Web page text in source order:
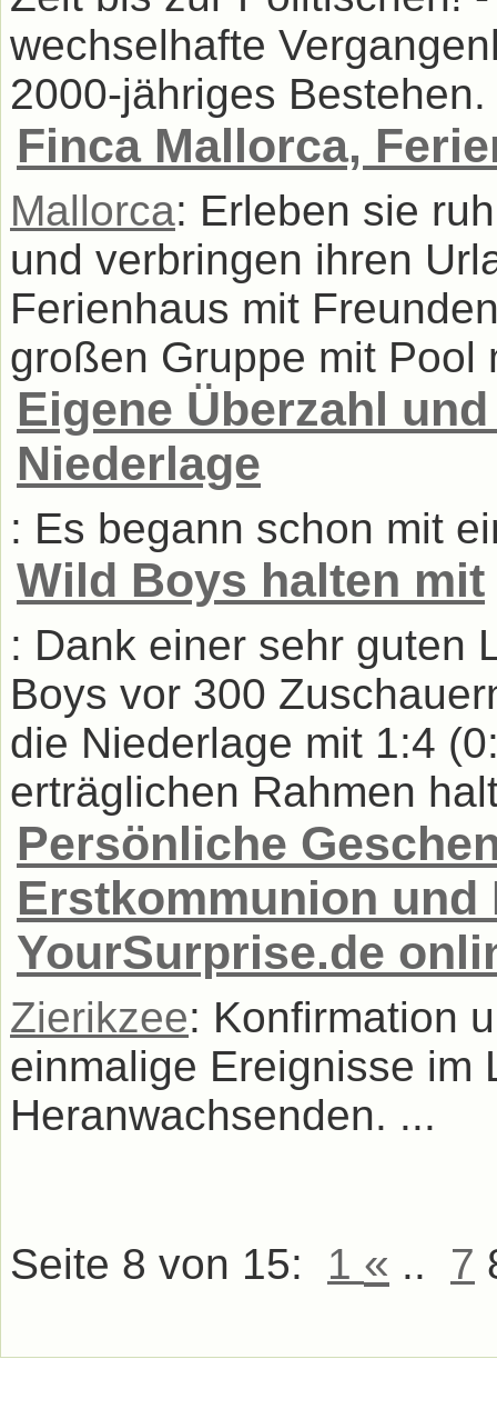
wechselhafte
2000-jähriges Bestehen.
Finca Mallorca,
Mallorca: Erleben sie
und verbringen ihren
Ferienhaus mit
großen Gruppe mit Pool
Eigene Überzahl
Niederlage
: Es begann schon mit
Wild Boys halten mit
: Dank einer sehr guten
Boys vor 300
die Niederlage mit 1:4
erträglichen Rahmen
Persönliche
Erstkommunion
YourSurprise.de
Zierikzee: Konfirmation
einmalige Ereignisse im
Heranwachsenden. ...
Seite 8 von 15: 1 « .. 7